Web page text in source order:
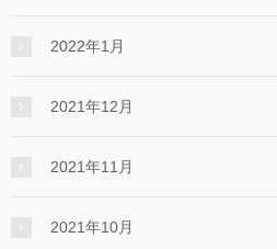
2022年1月
2021年12月
2021年11月
2021年10月